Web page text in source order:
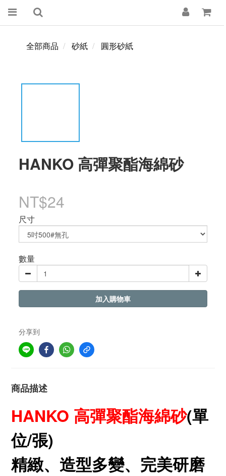
全部商品 砂紙 圓形砂紙
HANKO 高彈聚酯海綿砂
NT$24
尺寸
數量
加入購物車
分享到
商品描述
HANKO 高彈聚酯海綿砂(單
位/張)
精緻、造型多變、完美研磨